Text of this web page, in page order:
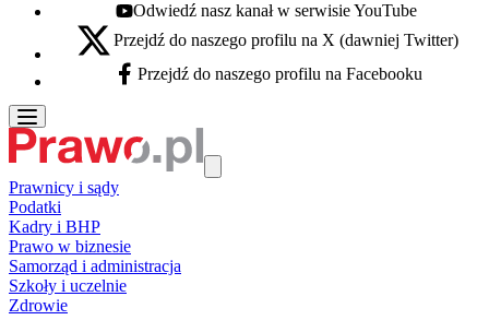
Youtube - otwiera się w nowej karcie
Odwiedź nasz kanał w serwisie YouTube
X - otwiera się w nowej karcie
Przejdź do naszego profilu na X (dawniej Twitter)
Facebook - otwiera się w nowej karcie
Przejdź do naszego profilu na Facebooku
Prawnicy i sądy
Podatki
Kadry i BHP
Prawo w biznesie
Samorząd i administracja
Szkoły i uczelnie
Zdrowie